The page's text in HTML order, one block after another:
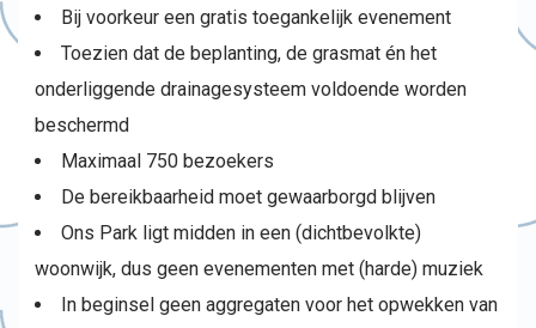
Bij voorkeur een gratis toegankelijk evenement
Toezien dat de beplanting, de grasmat én het
onderliggende drainagesysteem voldoende worden
beschermd
Maximaal 750 bezoekers
De bereikbaarheid moet gewaarborgd blijven
Ons Park ligt midden in een (dichtbevolkte)
woonwijk, dus geen evenementen met (harde) muziek
In beginsel geen aggregaten voor het opwekken van